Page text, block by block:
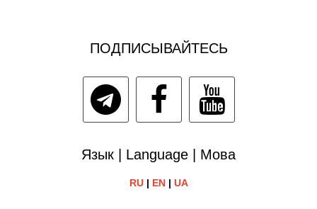
ПОДПИСЫВАЙТЕСЬ
Язык | Language | Мова
RU| EN| UA